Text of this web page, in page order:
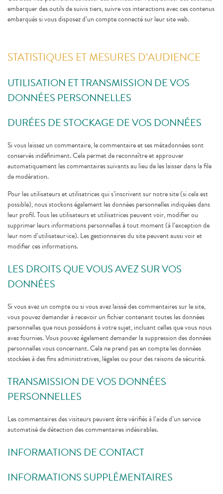
embarquer des outils de suivis tiers, suivre vos interactions avec ces contenus
embarqués si vous disposez d’un compte connecté sur leur site web.
STATISTIQUES ET MESURES D’AUDIENCE
UTILISATION ET TRANSMISSION DE VOS
DONNÉES PERSONNELLES
DURÉES DE STOCKAGE DE VOS DONNÉES
Si vous laissez un commentaire, le commentaire et ses métadonnées sont
conservés indéfiniment. Cela permet de reconnaître et approuver
automatiquement les commentaires suivants au lieu de les laisser dans la file
de modération.
Pour les utilisateurs et utilisatrices qui s’inscrivent sur notre site (si cela est
possible), nous stockons également les données personnelles indiquées dans
leur profil. Tous les utilisateurs et utilisatrices peuvent voir, modifier ou
supprimer leurs informations personnelles à tout moment (à l’exception de
leur nom d’utilisateur·ice). Les gestionnaires du site peuvent aussi voir et
modifier ces informations.
LES DROITS QUE VOUS AVEZ SUR VOS
DONNÉES
Si vous avez un compte ou si vous avez laissé des commentaires sur le site,
vous pouvez demander à recevoir un fichier contenant toutes les données
personnelles que nous possédons à votre sujet, incluant celles que vous nous
avez fournies. Vous pouvez également demander la suppression des données
personnelles vous concernant. Cela ne prend pas en compte les données
stockées à des fins administratives, légales ou pour des raisons de sécurité.
TRANSMISSION DE VOS DONNÉES
PERSONNELLES
Les commentaires des visiteurs peuvent être vérifiés à l’aide d’un service
automatisé de détection des commentaires indésirables.
INFORMATIONS DE CONTACT
INFORMATIONS SUPPLÉMENTAIRES